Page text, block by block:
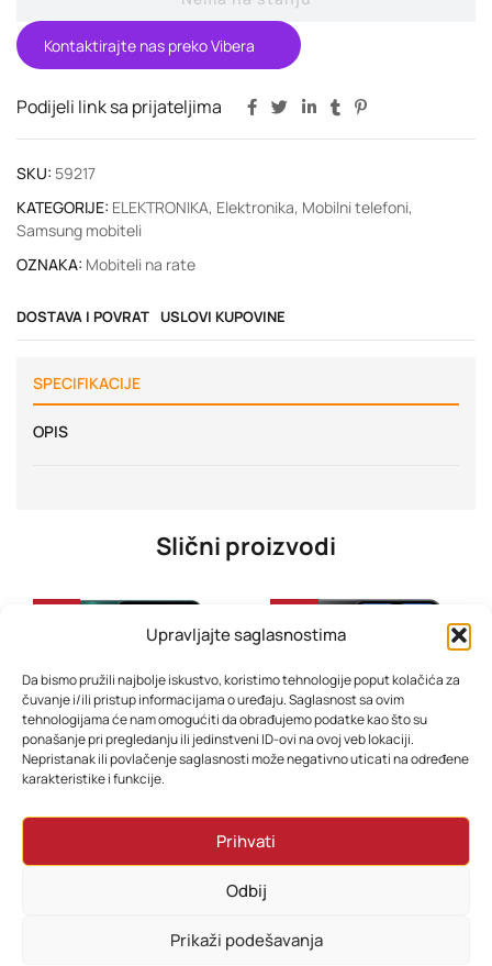
Upravljajte saglasnostima
Da bismo pružili najbolje iskustvo, koristimo tehnologije poput kolačića za
čuvanje i/ili pristup informacijama o uređaju. Saglasnost sa ovim
tehnologijama će nam omogućiti da obrađujemo podatke kao što su
ponašanje pri pregledanju ili jedinstveni ID-ovi na ovoj veb lokaciji.
Nepristanak ili povlačenje saglasnosti može negativno uticati na određene
karakteristike i funkcije.
Prihvati
Odbij
Prikaži podešavanja
Kontaktirajte nas preko Vibera
Podijeli link sa prijateljima
SKU: 59217
KATEGORIJE: ELEKTRONIKA, Elektronika, Mobilni telefoni,
Samsung mobiteli
OZNAKA: Mobiteli na rate
DOSTAVA I POVRAT USLOVI KUPOVINE
SPECIFIKACIJE
OPIS
Slični proizvodi
-32% -47%